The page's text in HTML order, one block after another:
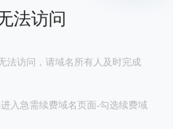
法访问
法访问，请域名所有人及时完成
入急需续费域名页面-勾选续费域